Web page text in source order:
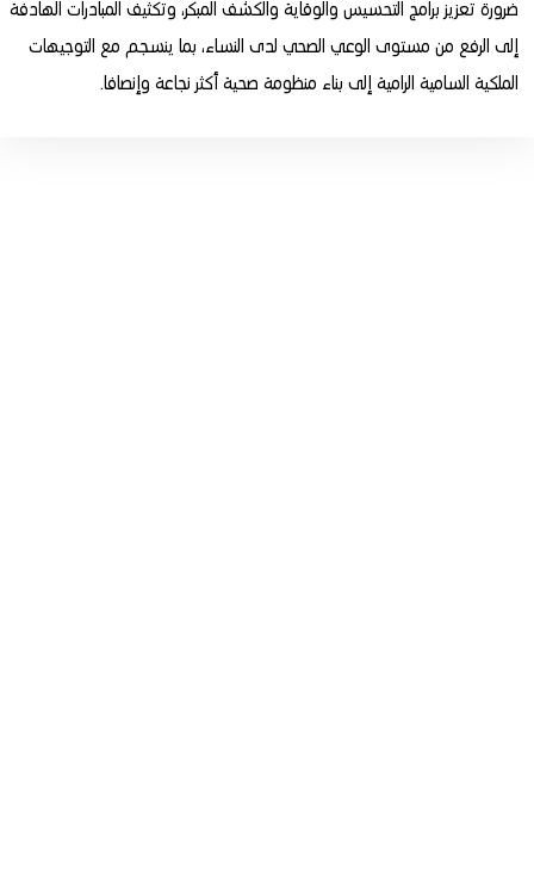
ضرورة تعزيز برامج التحسيس والوقاية والكشف المبكر، وتكثيف المبادرات الهادفة
إلى الرفع من مستوى الوعي الصحي لدى النساء، بما ينسجم مع التوجيهات
الملكية السامية الرامية إلى بناء منظومة صحية أكثر نجاعة وإنصافا.